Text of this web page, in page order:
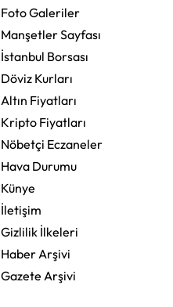
Foto Galeriler
Manşetler Sayfası
İstanbul Borsası
Döviz Kurları
Altın Fiyatları
Kripto Fiyatları
Nöbetçi Eczaneler
Hava Durumu
Künye
İletişim
Gizlilik İlkeleri
Haber Arşivi
Gazete Arşivi